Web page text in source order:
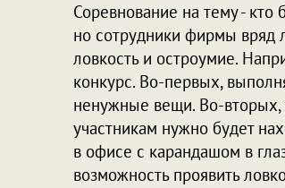
Соревнование на тему - кто
но сотрудники фирмы вряд
ловкость и остроумие.
конкурс. Во-первых,
ненужные вещи. Во-вторых,
участникам нужно будет
в офисе с карандашом в
возможность проявить